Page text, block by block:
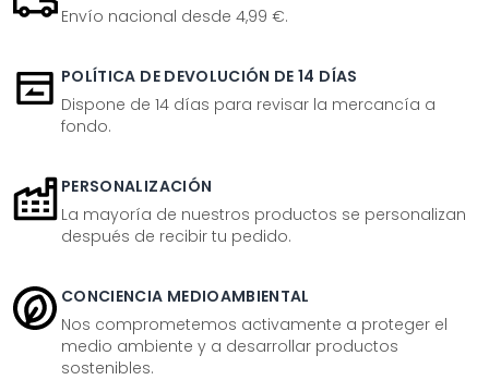
Envío nacional desde 4,99 €.
POLÍTICA DE DEVOLUCIÓN DE 14 DÍAS
Dispone de 14 días para revisar la mercancía a
fondo.
PERSONALIZACIÓN
La mayoría de nuestros productos se personalizan
después de recibir tu pedido.
CONCIENCIA MEDIOAMBIENTAL
Nos comprometemos activamente a proteger el
medio ambiente y a desarrollar productos
sostenibles.